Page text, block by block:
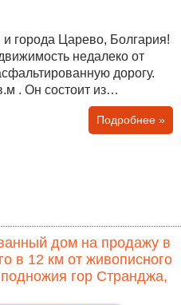
города Царево, Болгария!
недалеко от
дорогу.
из
и второго этажа,
и трех комнат. Есть счет
КУПИТЬ ЕЩЕ 300
ЦЕНЕ ОКОЛО 13 000...
Подробнее »
дом на продажу в
в 12 км от живописного
гор Странджа,